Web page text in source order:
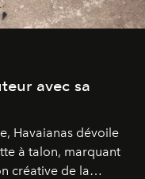
avec sa
Havaianas dévoile
à talon, marquant
créative de la